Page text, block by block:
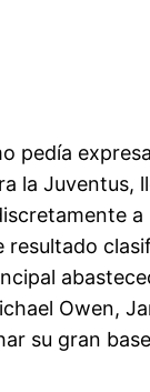
pedía
la Juventus,
Owen,
su gran